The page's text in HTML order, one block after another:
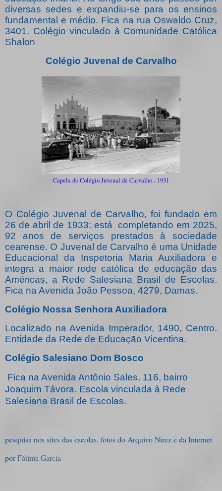
diversas sedes e expandiu-se para os ensinos
fundamental e médio. Fica na rua Oswaldo Cruz,
3401. Colégio vinculado à Comunidade Católica
Shalon
Colégio Juvenal de Carvalho
Capela do Colégio Juvenal de Carvalho - 1931
O Colégio Juvenal de Carvalho, foi fundado em
26 de abril de 1933; está completando em 2025,
92 anos de serviços prestados à sociedade
cearense. O Juvenal de Carvalho é uma Unidade
Educacional da Inspetoria Maria Auxiliadora e
integra a maior rede católica de educação das
Américas, a Rede Salesiana Brasil de Escolas.
Fica na Avenida João Pessoa, 4279, Damas.
Colégio Nossa Senhora Auxiliadora
Localizado na Avenida Imperador, 1490, Centro.
Entidade da Rede de Educação Vicentina.
Colégio Salesiano Dom Bosco
Fica na Avenida Antônio Sales, 116, bairro
Joaquim Távora. Escola vinculada à Rede
Salesiana Brasil de Escolas.
pesquisa nos sites das escolas. fotos do Arquivo Nirez e da Internet
porFátima Garcia